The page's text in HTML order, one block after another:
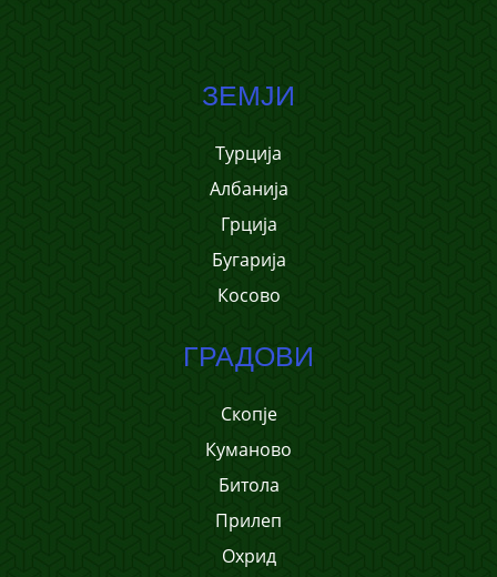
ЗЕМЈИ
Турција
Албанија
Грција
Бугарија
Косово
ГРАДОВИ
Скопје
Куманово
Битола
Прилеп
Охрид